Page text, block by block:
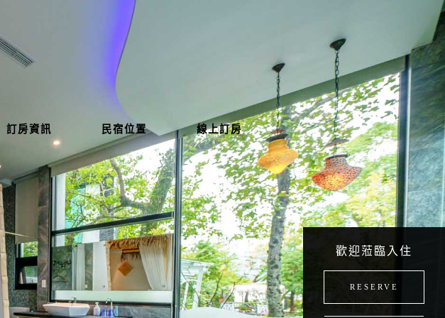
歡迎蒞臨入住
RESERVE
訂房資訊 民宿位置 線上訂房